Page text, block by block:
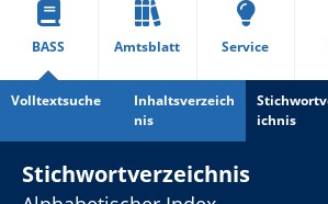
BASS Amtsblatt Service
Volltextsuche
Inhaltsverzeich
nis
ichnis
Stichwortverzeichnis